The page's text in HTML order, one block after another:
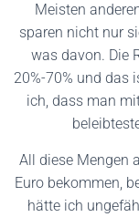
Meisten
sparen nicht nur
was davon. Die
20%-70% und das
ich, dass man
All diese Mengen
Euro bekommen,
hätte ich